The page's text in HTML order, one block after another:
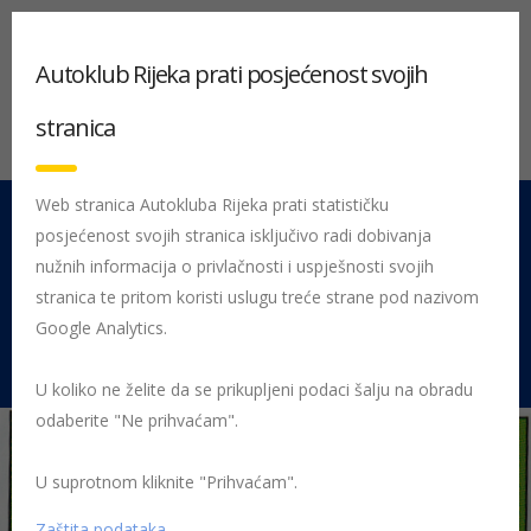
051 212 442 Centrala
Pon - Pet 08:00 - 16:00
Rujevica 9/1, 51000 Rijeka
Početna Posljednje objavljene novosti
Autoklub Rijeka prati posjećenost svojih
stranica
Web stranica Autokluba Rijeka prati statističku
posjećenost svojih stranica isključivo radi dobivanja
nužnih informacija o privlačnosti i uspješnosti svojih
stranica te pritom koristi uslugu treće strane pod nazivom
Google Analytics.
U koliko ne želite da se prikupljeni podaci šalju na obradu
odaberite "Ne prihvaćam".
U suprotnom kliknite "Prihvaćam".